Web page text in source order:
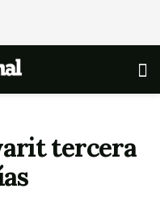
tercera